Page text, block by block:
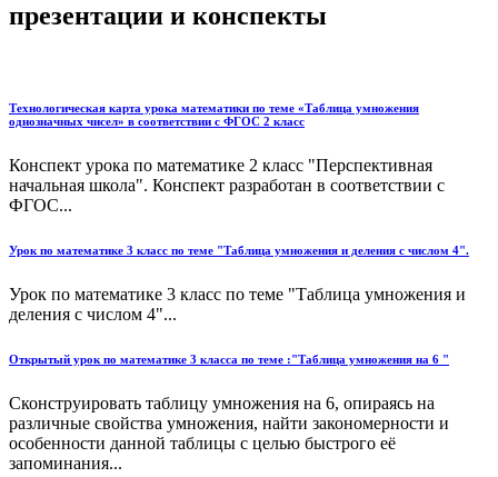
презентации и конспекты
Технологическая карта урока математики по теме «Таблица умножения
однозначных чисел» в соответствии с ФГОС 2 класс
Конспект урока по математике 2 класс "Перспективная
начальная школа". Конспект разработан в соответствии с
ФГОС...
Урок по математике 3 класс по теме "Таблица умножения и деления с числом 4".
Урок по математике 3 класс по теме "Таблица умножения и
деления с числом 4"...
Открытый урок по математике 3 класса по теме :"Таблица умножения на 6 "
Сконструировать таблицу умножения на 6, опираясь на
различные свойства умножения, найти закономерности и
особенности данной таблицы с целью быстрого её
запоминания...